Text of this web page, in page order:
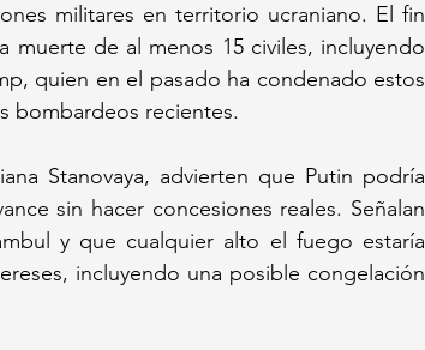
militares en territorio ucraniano. El fin
muerte de al menos 15 civiles, incluyendo
quien en el pasado ha condenado estos
bombardeos recientes.
Stanovaya, advierten que Putin podría
sin hacer concesiones reales. Señalan
y que cualquier alto el fuego estaría
incluyendo una posible congelación